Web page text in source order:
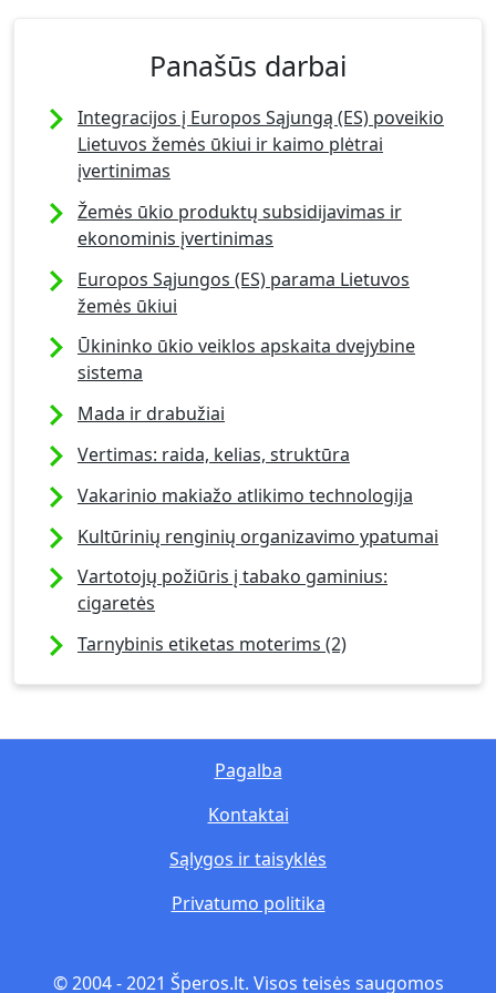
Panašūs darbai
Integracijos į Europos Sąjungą (ES) poveikio
Lietuvos žemės ūkiui ir kaimo plėtrai
įvertinimas
Žemės ūkio produktų subsidijavimas ir
ekonominis įvertinimas
Europos Sąjungos (ES) parama Lietuvos
žemės ūkiui
Ūkininko ūkio veiklos apskaita dvejybine
sistema
Mada ir drabužiai
Vertimas: raida, kelias, struktūra
Vakarinio makiažo atlikimo technologija
Kultūrinių renginių organizavimo ypatumai
Vartotojų požiūris į tabako gaminius:
cigaretės
Tarnybinis etiketas moterims (2)
© 2004 - 2021 Šperos.lt. Visos teisės saugomos
Privatumo politika
Sąlygos ir taisyklės
Kontaktai
Pagalba